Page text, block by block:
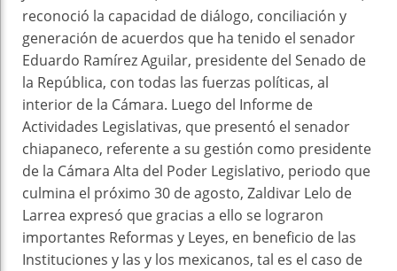
reconoció la capacidad de diálogo, conciliación y
generación de acuerdos que ha tenido el senador
Eduardo Ramírez Aguilar, presidente del Senado de
la República, con todas las fuerzas políticas, al
interior de la Cámara. Luego del Informe de
Actividades Legislativas, que presentó el senador
chiapaneco, referente a su gestión como presidente
de la Cámara Alta del Poder Legislativo, periodo que
culmina el próximo 30 de agosto, Zaldivar Lelo de
Larrea expresó que gracias a ello se lograron
importantes Reformas y Leyes, en beneficio de las
Instituciones y las y los mexicanos, tal es el caso de